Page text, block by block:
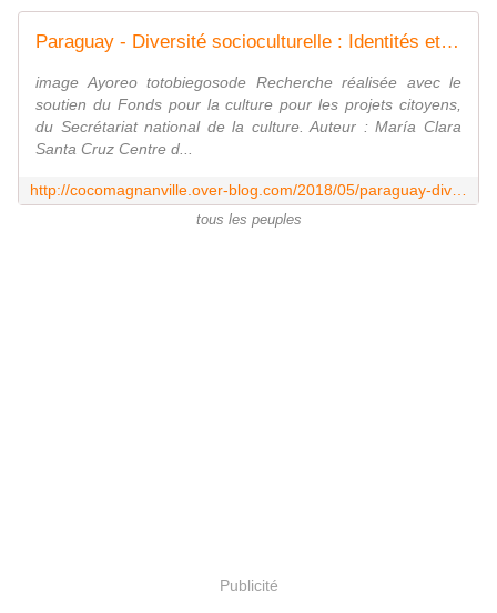
Paraguay - Diversité socioculturelle : Identités ethniques et indigènes - coco Magnanville
image Ayoreo totobiegosode Recherche réalisée avec le
soutien du Fonds pour la culture pour les projets citoyens,
du Secrétariat national de la culture. Auteur : María Clara
Santa Cruz Centre d...
tous les peuples
Publicité